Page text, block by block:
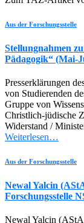
Aus der Forschungsstelle
Stellungnahmen
Pädagogik“ (Mai-
Presserklärungen
von Studierenden
Gruppe von
Christlich-jüdische
Widerstand /
Weiterlesen…
Aus der Forschungsstelle
Newal Yalcin
Forschungsstelle
Newal Yalcin